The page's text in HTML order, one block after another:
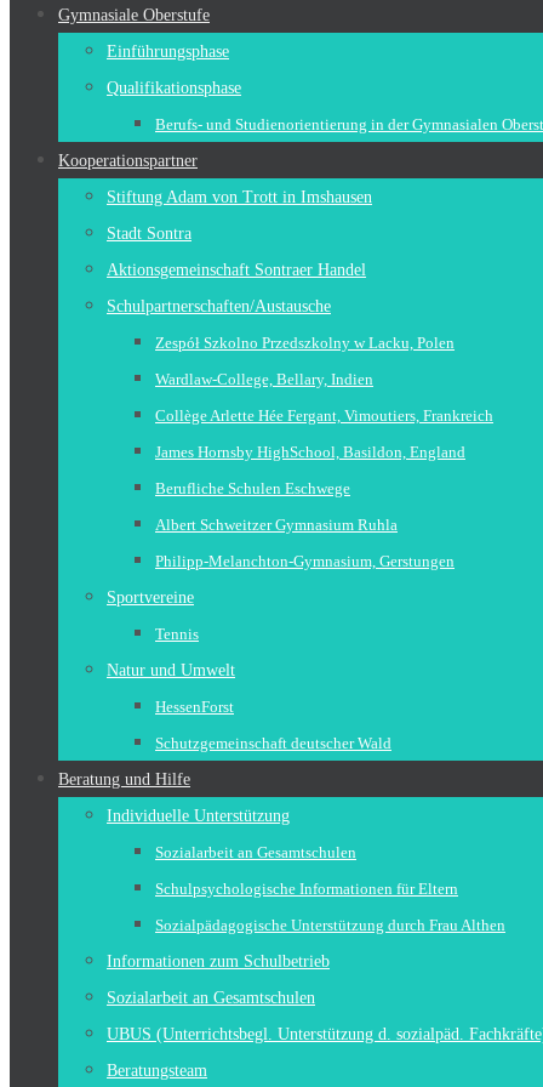
Gymnasiale Oberstufe
Einführungsphase
Qualifikationsphase
Berufs- und Studienorientierung in der Gymnasialen
Kooperationspartner
Stiftung Adam von Trott in Imshausen
Stadt Sontra
Aktionsgemeinschaft Sontraer Handel
Schulpartnerschaften/Austausche
Zespół Szkolno Przedszkolny w Lacku, Polen
Wardlaw-College, Bellary, Indien
Collège Arlette Hée Fergant, Vimoutiers, Frankreich
James Hornsby HighSchool, Basildon, England
Berufliche Schulen Eschwege
Albert Schweitzer Gymnasium Ruhla
Philipp-Melanchton-Gymnasium, Gerstungen
Sportvereine
Tennis
Natur und Umwelt
HessenForst
Schutzgemeinschaft deutscher Wald
Beratung und Hilfe
Individuelle Unterstützung
Sozialarbeit an Gesamtschulen
Schulpsychologische Informationen für Eltern
Sozialpädagogische Unterstützung durch Frau Althen
Informationen zum Schulbetrieb
Sozialarbeit an Gesamtschulen
UBUS (Unterrichtsbegl. Unterstützung d. sozialpäd.
Beratungsteam